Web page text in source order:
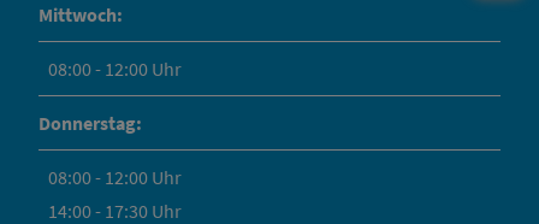
Mittwoch:
08:00 - 12:00 Uhr
Donnerstag:
08:00 - 12:00 Uhr
14:00 - 17:30 Uhr